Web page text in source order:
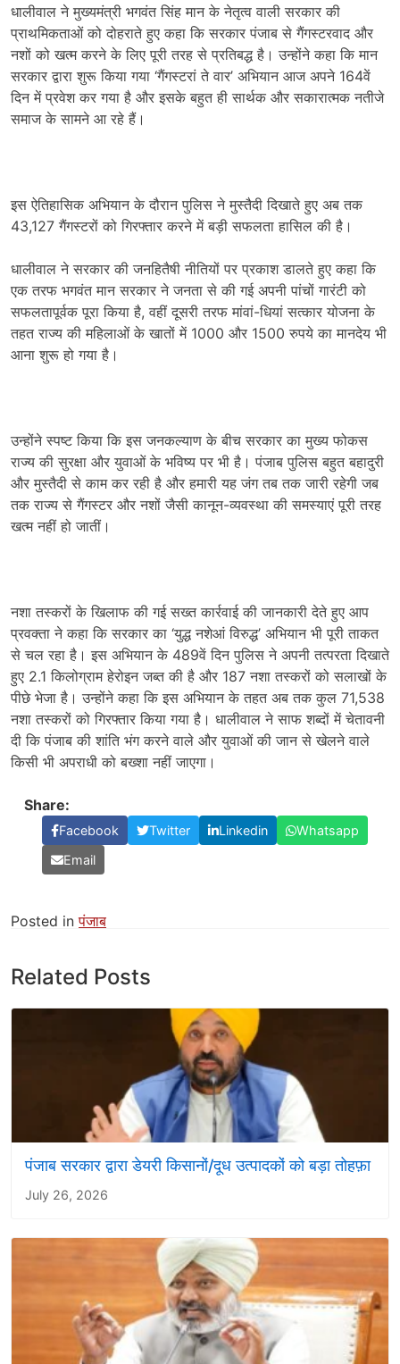
धालीवाल ने मुख्यमंत्री भगवंत सिंह मान के नेतृत्व वाली सरकार की
प्राथमिकताओं को दोहराते हुए कहा कि सरकार पंजाब से गैंगस्टरवाद और
नशों को खत्म करने के लिए पूरी तरह से प्रतिबद्ध है। उन्होंने कहा कि मान
सरकार द्वारा शुरू किया गया ‘गैंगस्टरां ते वार’ अभियान आज अपने 164वें
दिन में प्रवेश कर गया है और इसके बहुत ही सार्थक और सकारात्मक नतीजे
समाज के सामने आ रहे हैं।
इस ऐतिहासिक अभियान के दौरान पुलिस ने मुस्तैदी दिखाते हुए अब तक
43,127 गैंगस्टरों को गिरफ्तार करने में बड़ी सफलता हासिल की है।
धालीवाल ने सरकार की जनहितैषी नीतियों पर प्रकाश डालते हुए कहा कि
एक तरफ भगवंत मान सरकार ने जनता से की गई अपनी पांचों गारंटी को
सफलतापूर्वक पूरा किया है, वहीं दूसरी तरफ मांवां-धियां सत्कार योजना के
तहत राज्य की महिलाओं के खातों में 1000 और 1500 रुपये का मानदेय भी
आना शुरू हो गया है।
उन्होंने स्पष्ट किया कि इस जनकल्याण के बीच सरकार का मुख्य फोकस
राज्य की सुरक्षा और युवाओं के भविष्य पर भी है। पंजाब पुलिस बहुत बहादुरी
और मुस्तैदी से काम कर रही है और हमारी यह जंग तब तक जारी रहेगी जब
तक राज्य से गैंगस्टर और नशों जैसी कानून-व्यवस्था की समस्याएं पूरी तरह
खत्म नहीं हो जातीं।
नशा तस्करों के खिलाफ की गई सख्त कार्रवाई की जानकारी देते हुए आप
प्रवक्ता ने कहा कि सरकार का ‘युद्ध नशेआं विरुद्ध’ अभियान भी पूरी ताकत
से चल रहा है। इस अभियान के 489वें दिन पुलिस ने अपनी तत्परता दिखाते
हुए 2.1 किलोग्राम हेरोइन जब्त की है और 187 नशा तस्करों को सलाखों के
पीछे भेजा है। उन्होंने कहा कि इस अभियान के तहत अब तक कुल 71,538
नशा तस्करों को गिरफ्तार किया गया है। धालीवाल ने साफ शब्दों में चेतावनी
दी कि पंजाब की शांति भंग करने वाले और युवाओं की जान से खेलने वाले
किसी भी अपराधी को बख्शा नहीं जाएगा।
Share:
Facebook Twitter Linkedin
Whatsapp
Email
Posted inपंजाब
Related Posts
पंजाब सरकार द्वारा डेयरी किसानों/दूध उत्पादकों को बड़ा तोहफ़ा
July 26, 2026